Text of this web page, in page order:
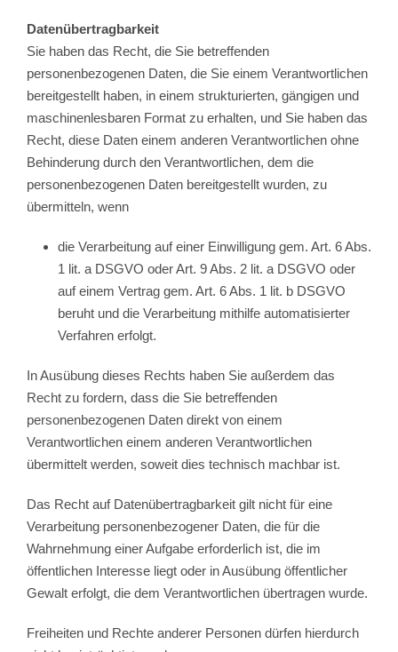
Datenübertragbarkeit
Sie haben das Recht, die Sie betreffenden
personenbezogenen Daten, die Sie einem Verantwortlichen
bereitgestellt haben, in einem strukturierten, gängigen und
maschinenlesbaren Format zu erhalten, und Sie haben das
Recht, diese Daten einem anderen Verantwortlichen ohne
Behinderung durch den Verantwortlichen, dem die
personenbezogenen Daten bereitgestellt wurden, zu
übermitteln, wenn
die Verarbeitung auf einer Einwilligung gem. Art. 6 Abs.
1 lit. a DSGVO oder Art. 9 Abs. 2 lit. a DSGVO oder
auf einem Vertrag gem. Art. 6 Abs. 1 lit. b DSGVO
beruht und die Verarbeitung mithilfe automatisierter
Verfahren erfolgt.
In Ausübung dieses Rechts haben Sie außerdem das
Recht zu fordern, dass die Sie betreffenden
personenbezogenen Daten direkt von einem
Verantwortlichen einem anderen Verantwortlichen
übermittelt werden, soweit dies technisch machbar ist.
Das Recht auf Datenübertragbarkeit gilt nicht für eine
Verarbeitung personenbezogener Daten, die für die
Wahrnehmung einer Aufgabe erforderlich ist, die im
öffentlichen Interesse liegt oder in Ausübung öffentlicher
Gewalt erfolgt, die dem Verantwortlichen übertragen wurde.
Freiheiten und Rechte anderer Personen dürfen hierdurch